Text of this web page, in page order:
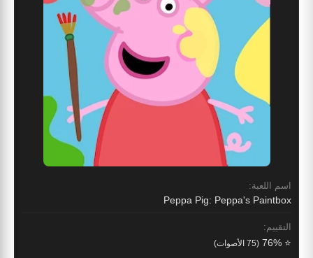
اسم اللعبة:
Peppa Pig: Peppa's Paintbox
التقييم:
⭐ 76% (75 الأصوات)